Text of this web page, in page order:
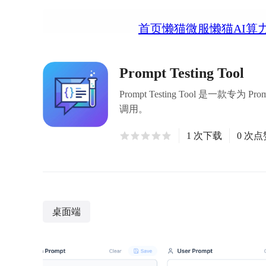
首页懒猫微服懒猫AI算
Prompt Testing Tool
Prompt Testing Tool 是一款专为
调用。
1 次下载 0 次点
桌面端